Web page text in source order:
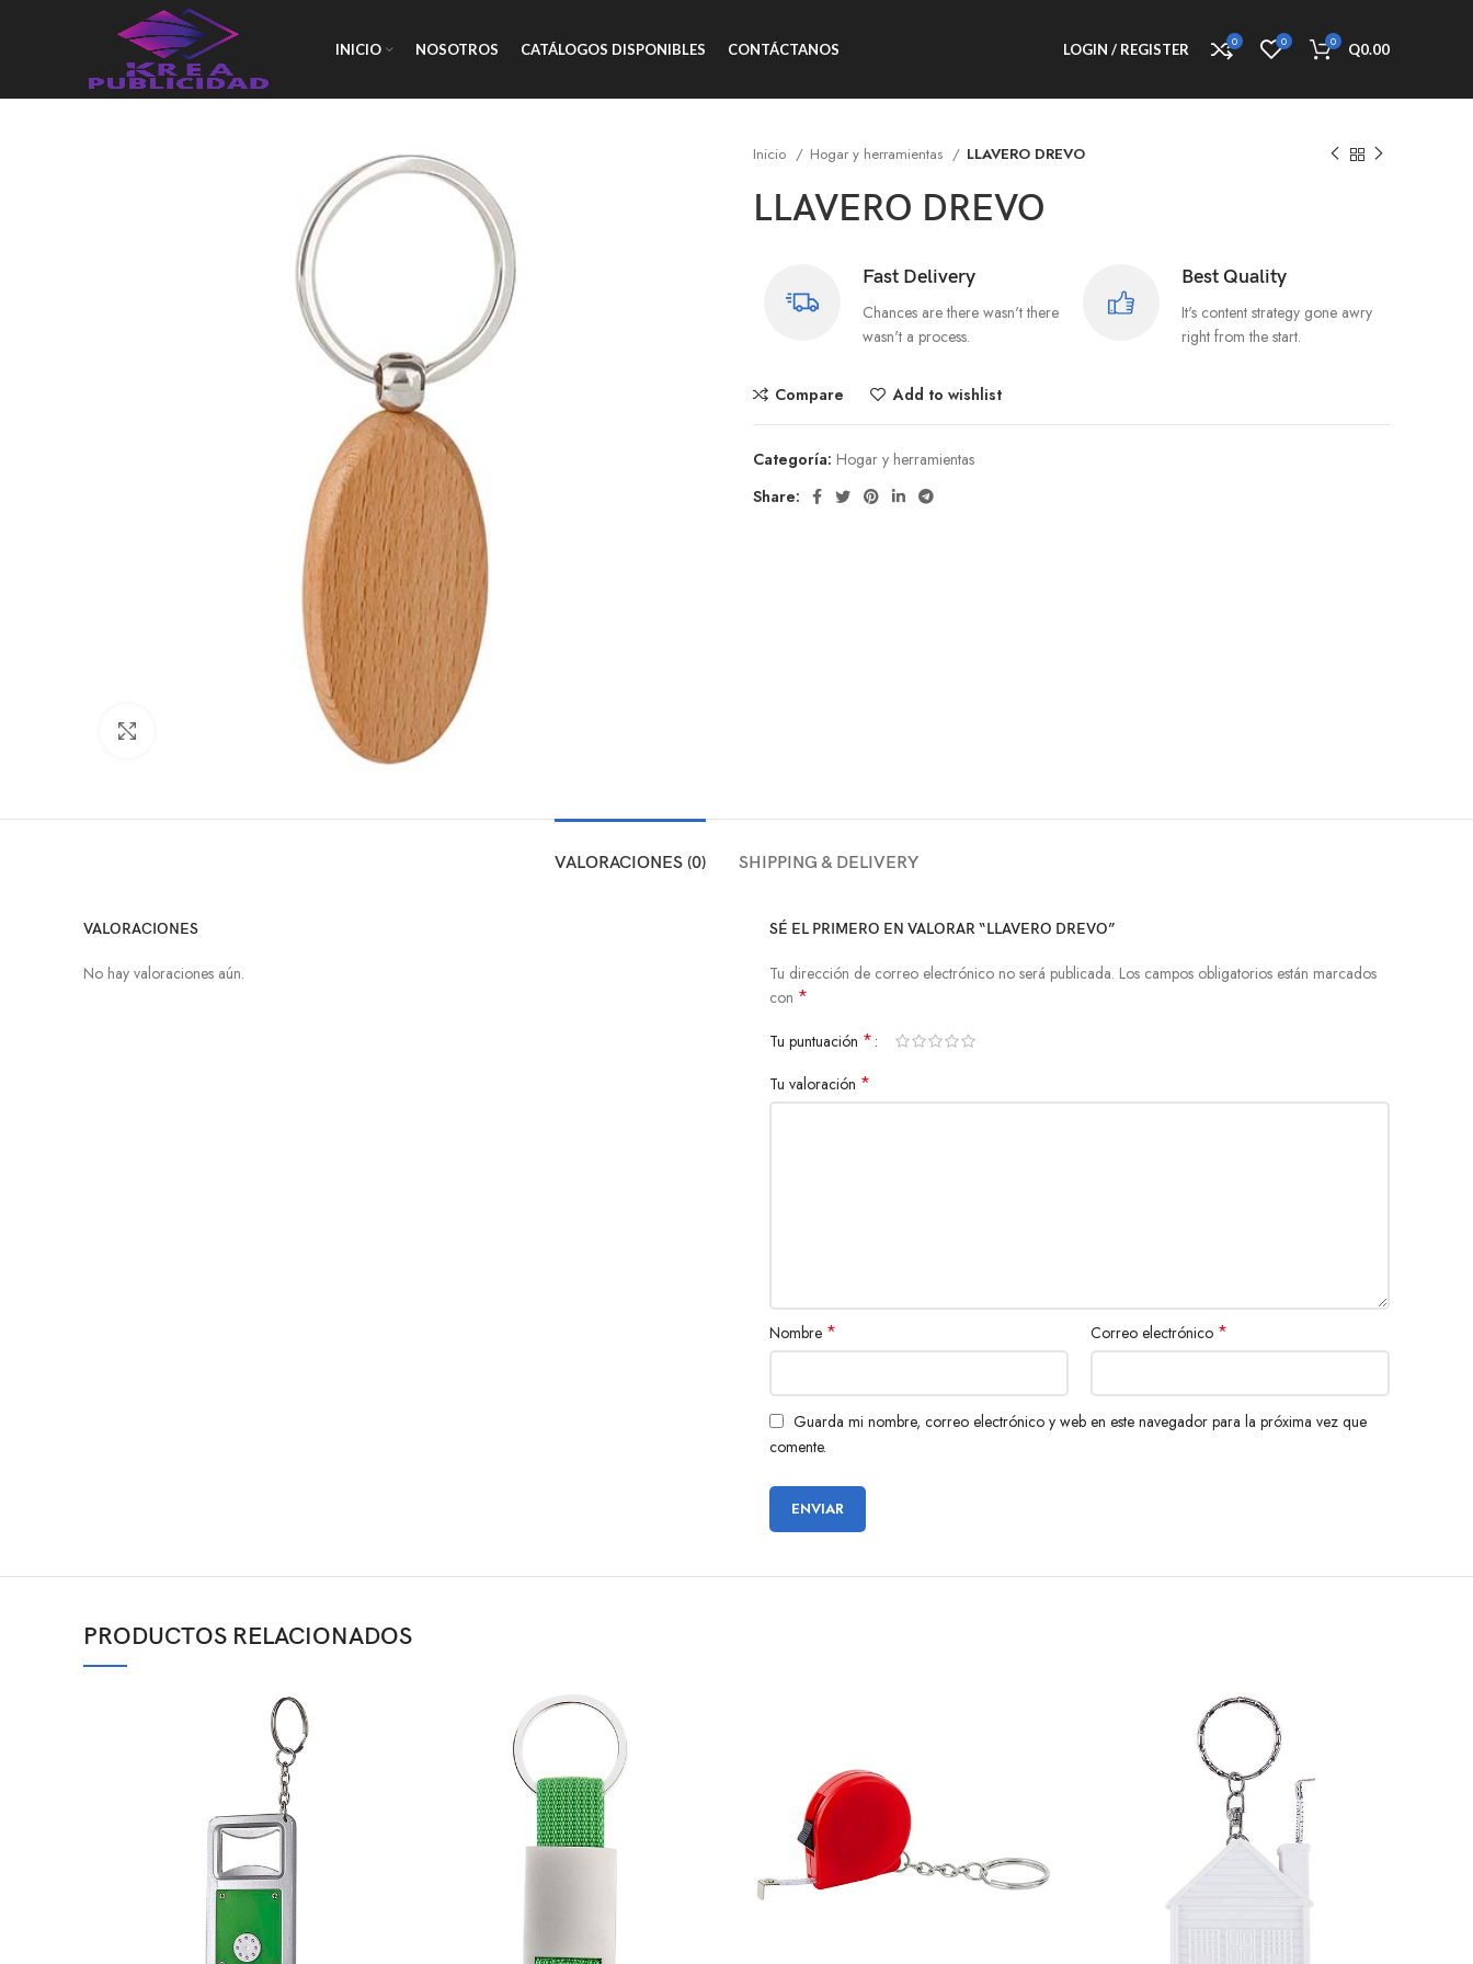
INICIO NOSOTROS CATÁLOGOS DISPONIBLES CONTÁCTANOS LOGIN / REGISTER 0 0 0 Q0.00
Inicio Hogar y herramientas LLAVERO DREVO
LLAVERO DREVO
Fast Delivery
Chances are there wasn't there
wasn't a process.
Best Quality
It's content strategy gone awry
right from the start.
Compare Add to wishlist
Categoría: Hogar y herramientas
Share:
VALORACIONES (0) SHIPPING & DELIVERY
VALORACIONES
No hay valoraciones aún.
SÉ EL PRIMERO EN VALORAR “LLAVERO DREVO”
Tu dirección de correo electrónico no será publicada. Los campos obligatorios están marcados
con *
Tu puntuación *
Tu valoración *
Nombre * Correo electrónico *
Guarda mi nombre, correo electrónico y web en este navegador para la próxima vez que
comente.
PRODUCTOS RELACIONADOS